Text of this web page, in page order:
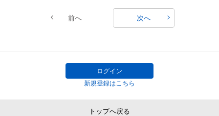
前へ 次へ
ログイン
新規登録はこちら
トップへ戻る